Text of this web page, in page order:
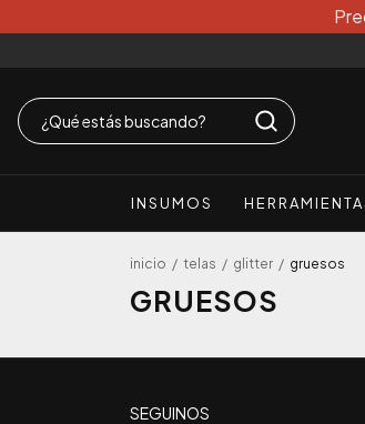
INSUMOS
inicio / telas / glitter / gruesos
GRUESOS
SEGUINOS